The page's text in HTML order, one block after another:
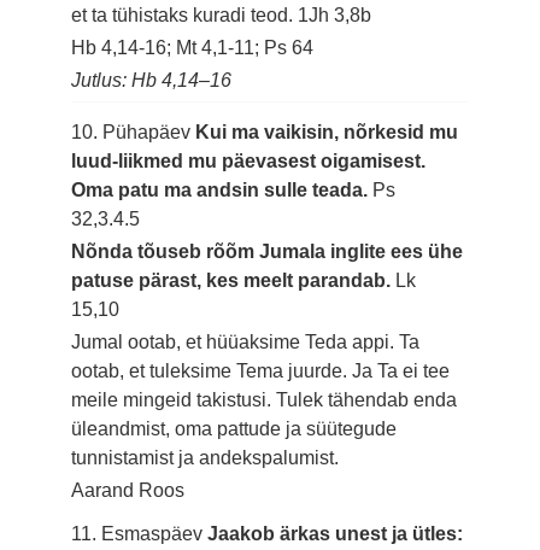
et ta tühistaks kuradi teod. 1Jh 3,8b
Hb 4,14-16; Mt 4,1-11; Ps 64
Jutlus: Hb 4,14–16
10. Pühapäev Kui ma vaikisin, nõrkesid mu
luud-liikmed mu päevasest oigamisest.
Oma patu ma andsin sulle teada. Ps
32,3.4.5
Nõnda tõuseb rõõm Jumala inglite ees ühe
patuse pärast, kes meelt parandab. Lk
15,10
Jumal ootab, et hüüaksime Teda appi. Ta
ootab, et tuleksime Tema juurde. Ja Ta ei tee
meile mingeid takistusi. Tulek tähendab enda
üleandmist, oma pattude ja süütegude
tunnistamist ja andekspalumist.
Aarand Roos
11. EsmaspäevJaakob ärkas unest ja ütles: